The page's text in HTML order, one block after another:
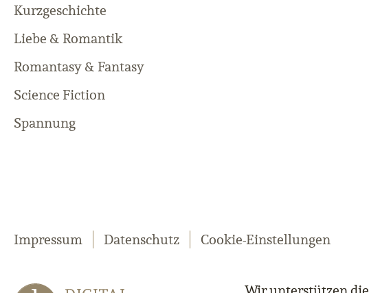
Kurzgeschichte
Liebe & Romantik
Romantasy & Fantasy
Science Fiction
Spannung
Impressum Datenschutz Cookie-Einstellungen